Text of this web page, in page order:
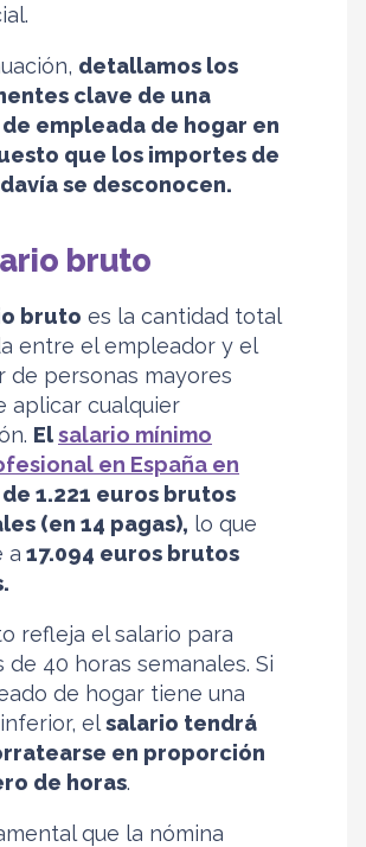
detallamos los
clave de una
empleada de hogar en
que los importes de
se desconocen.
bruto
bruto es la cantidad total
entre el empleador y el
de personas mayores
aplicar cualquier
Elsalario mínimo
en España en
de 1.221 euros brutos
(en 14 pagas), lo que
a 17.094 euros brutos
refleja el salario para
de 40 horas semanales. Si
de hogar tiene una
elsalario tendrá
en proporción
de horas.
que la nómina